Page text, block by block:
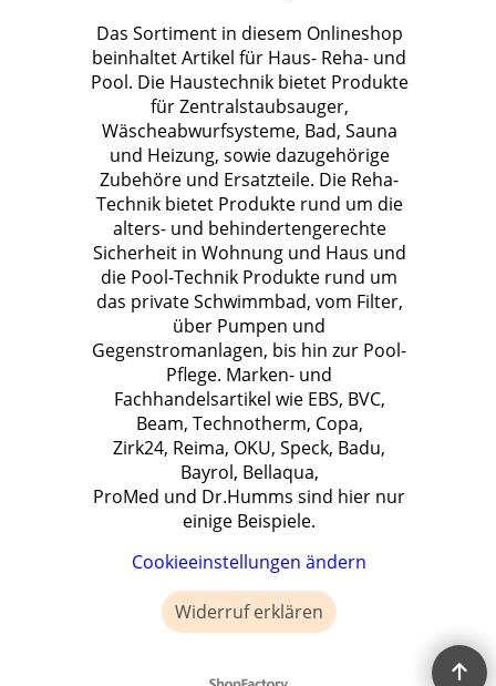
Das Sortiment in diesem Onlineshop
beinhaltet Artikel für Haus- Reha- und
Pool. Die Haustechnik bietet Produkte
für Zentralstaubsauger,
Wäscheabwurfsysteme, Bad, Sauna
und Heizung, sowie dazugehörige
Zubehöre und Ersatzteile. Die Reha-
Technik bietet Produkte rund um die
alters- und behindertengerechte
Sicherheit in Wohnung und Haus und
die Pool-Technik Produkte rund um
das private Schwimmbad, vom Filter,
über Pumpen und
Gegenstromanlagen, bis hin zur Pool-
Pflege. Marken- und
Fachhandelsartikel wie EBS, BVC,
Beam, Technotherm, Copa,
Zirk24, Reima, OKU, Speck, Badu,
Bayrol, Bellaqua,
ProMed und Dr.Humms sind hier nur
einige Beispiele.
Cookieeinstellungen ändern
Widerruf erklären